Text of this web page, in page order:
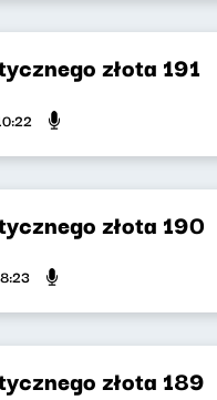
złota 191
złota 190
złota 189